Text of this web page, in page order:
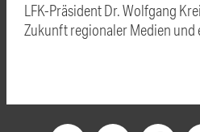
LFK-Präsident Dr. Wolfgang
Zukunft regionaler Medien